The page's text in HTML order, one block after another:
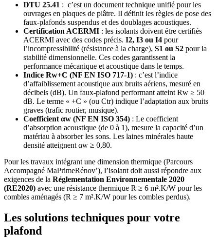
DTU 25.41 : c’est un document technique unifié pour les
ouvrages en plaques de plâtre. Il définit les règles de pose des
faux-plafonds suspendus et des doublages acoustiques.
Certification ACERMI : les isolants doivent être certifiés
ACERMI avec des codes précis. I2, I3 ou I4 pour
l’incompressibilité (résistance à la charge), S1 ou S2 pour la
stabilité dimensionnelle. Ces codes garantissent la
performance mécanique et acoustique dans le temps.
Indice Rw+C (NF EN ISO 717-1) : c’est l’indice
d’affaiblissement acoustique aux bruits aériens, mesuré en
décibels (dB). Un faux-plafond performant atteint Rw ≥ 50
dB. Le terme « +C » (ou Ctr) indique l’adaptation aux bruits
graves (trafic routier, musique).
Coefficient αw (NF EN ISO 354) : Le coefficient
d’absorption acoustique (de 0 à 1), mesure la capacité d’un
matériau à absorber les sons. Les laines minérales haute
densité atteignent αw ≥ 0,80.
Pour les travaux intégrant une dimension thermique (Parcours
Accompagné MaPrimeRénov’), l’isolant doit aussi répondre aux
exigences de la Réglementation Environnementale 2020
(RE2020) avec une résistance thermique R ≥ 6 m².K/W pour les
combles aménagés (R ≥ 7 m².K/W pour les combles perdus).
Les solutions techniques pour votre
plafond